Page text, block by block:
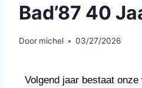
Bad’87 40
Door michel 03/27/2026
Volgend jaar bestaat